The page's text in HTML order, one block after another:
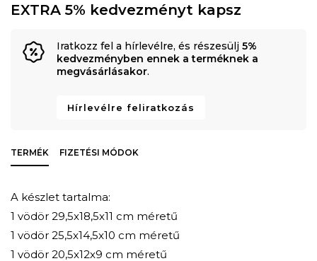
EXTRA 5% kedvezményt kapsz
Iratkozz fel a hírlevélre, és részesülj 5%
kedvezményben ennek a terméknek a
megvásárlásakor.
Hírlevélre feliratkozás
TERMÉK FIZETÉSI MÓDOK
A készlet tartalma:
1 vödör 29,5x18,5x11 cm méretű
1 vödör 25,5x14,5x10 cm méretű
1 vödör 20,5x12x9 cm méretű